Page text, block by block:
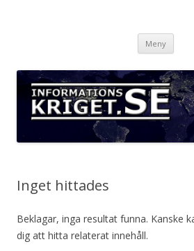
Meny
Inget hittades
Beklagar, inga resultat funna. Kanske
dig att hitta relaterat innehåll.